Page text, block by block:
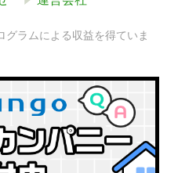
ラムによる収益を得ていま